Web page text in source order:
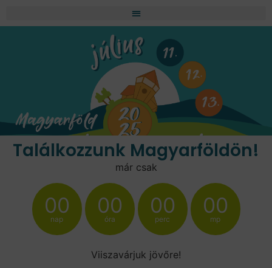
Találkozzunk Magyarföldön!
már csak
00
nap
00
óra
00
perc
00
mp
Viiszavárjuk jövőre!